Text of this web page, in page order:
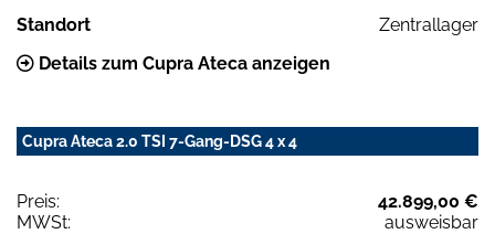
Standort
Zentrallager
Details zum Cupra Ateca anzeigen
Cupra Ateca 2.0 TSI 7-Gang-DSG 4 x 4
Preis:
42.899,00 €
MWSt:
ausweisbar